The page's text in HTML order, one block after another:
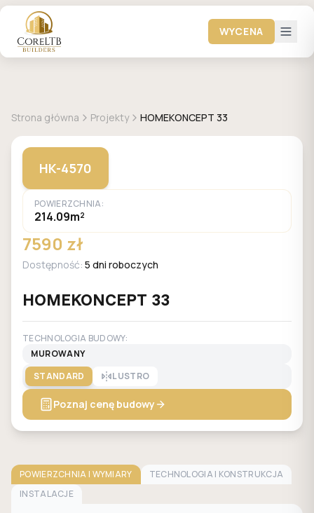
WYCENA
Strona główna Projekty HOMEKONCEPT 33
HK-4570
POWIERZCHNIA:
214.09m²
7590 zł
Dostępność: 5 dni roboczych
HOMEKONCEPT 33
TECHNOLOGIA BUDOWY:
MUROWANY
STANDARD
LUSTRO
Poznaj cenę budowy
POWIERZCHNIA I WYMIARY
TECHNOLOGIA I KONSTRUKCJA
INSTALACJE